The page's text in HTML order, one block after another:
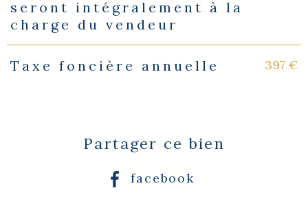
seront intégralement à la
charge du vendeur
Taxe foncière annuelle 397 €
Partager ce bien
facebook